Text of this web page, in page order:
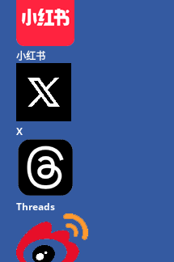
小红书
X
Threads